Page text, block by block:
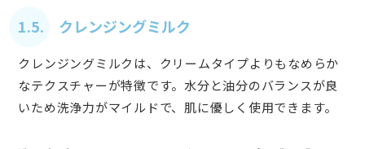
1.5. クレンジングミルク
クレンジングミルクは、クリームタイプよりもなめらか
なテクスチャーが特徴です。水分と油分のバランスが良
いため洗浄力がマイルドで、肌に優しく使用できます。